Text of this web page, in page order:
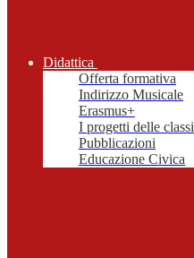
Didattica
Offerta formativa
Indirizzo Musicale
Erasmus+
I progetti delle classi
Pubblicazioni
Educazione Civica